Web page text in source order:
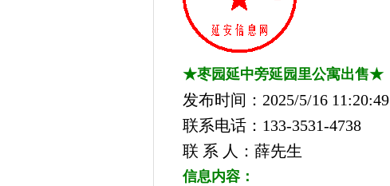
★枣园延中旁延园里公寓出售★
发布时间：2025/5/16 11:20:49
联系电话：133-3531-4738
联 系 人：薛先生
信息内容：